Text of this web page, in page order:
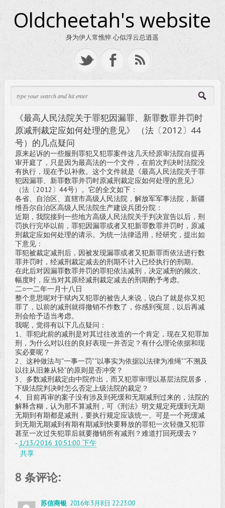
Oldcheetah's website
身为伊人常憔悴 心似浮云总逍遥
《最高人民法院关于罪犯因漏罪、新罪数罪并罚时
原减刑裁定应如何处理的意见》 （法〔2012〕44
号）的几点疑问
原来起诉的一些服刑罪犯又犯罪案件这几天经原审法院自提再
审开庭了，只是因为最高法的一个文件，在前次判决时法院没
有执行，现在予以补救。这个文件就是《最高人民法院关于罪
犯因漏罪、新罪数罪并罚时原减刑裁定应如何处理的意见》
（法〔2012〕44号）。它的全文如下：
各省、自治区、直辖市高级人民法院，解放军军事法院，新疆
维吾尔自治区高级人民法院生产建设兵团分院：
近期，我院接到一些地方高级人民法院关于判决宣告以后，刑
罚执行完毕以前，罪犯因漏罪或者又犯新罪数罪并罚时，原减
刑裁定应如何处理的请示。为统一法律适用，经研究，提出如
下意见：
罪犯被裁定减刑后，因被发现漏罪或者又犯新罪而依法进行数
罪并罚时，经减刑裁定减去的刑期不计入已经执行的刑期。
在此后对因漏罪数罪并罚的罪犯依法减刑，决定减刑的频次、
幅度时，应当对其原经减刑裁定减去的刑期酌予考虑。
二○一二年一月十八日
整个意思呢对于狱内又犯罪的被告人来说，说白了就是你又犯
罪了，以前的减刑就得撤销不作数了，你感到冤屈，以后再减
刑会给予适当考虑。
我呢，觉得有以下几点疑问：
1、罪犯此前的减刑是对其过往改造的一个肯定，现在又犯罪加
刑，为什么对以往的良好表现一并否定？有什么理论依据和现
实必要呢？
2、这种做法与“一事一罚”“以事实为依据以法律为准绳”“不溯及
以往从旧兼从轻”的原则是否冲突？
3、多数减刑裁定由中院作出，而又犯罪审理以基层法院居多，
下级法院判决时怎么否定上级法院的裁定？
4、目前再审的案子没有涉及到死缓和无期减刑过来的，法院的
解释含糊，认为那不算减刑，可《刑法》明文规定死缓到无期
无期到有期都是减刑，要执行规定应该统一。可是一个死缓减
到无期无期减到有期有期减到快要释放的罪犯一次轻微又犯罪
甚至一次过失犯罪后就要撤销所有减刑？难道打回死缓去？
- 1/13/2016 10:51:00 下午
共享
8 条评论:
苏信商银 2016年3月8日 22:23:00